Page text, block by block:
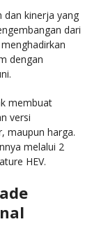
dan kinerja yang
dari
dengan
membuat
versi
maupun harga.
melalui 2
HEV.